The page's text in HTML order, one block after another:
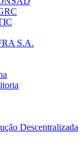
S.A.
Descentralizada